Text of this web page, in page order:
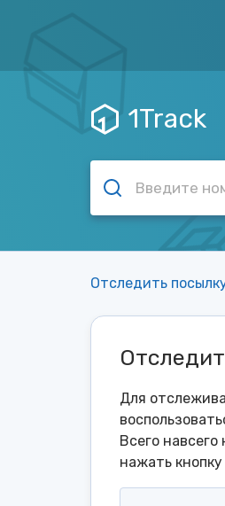
1Track
Отследить
Для
Всего
нажать